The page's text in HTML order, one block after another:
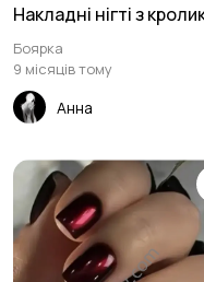
Накладні нігті з
Боярка
9 місяців тому
Анна